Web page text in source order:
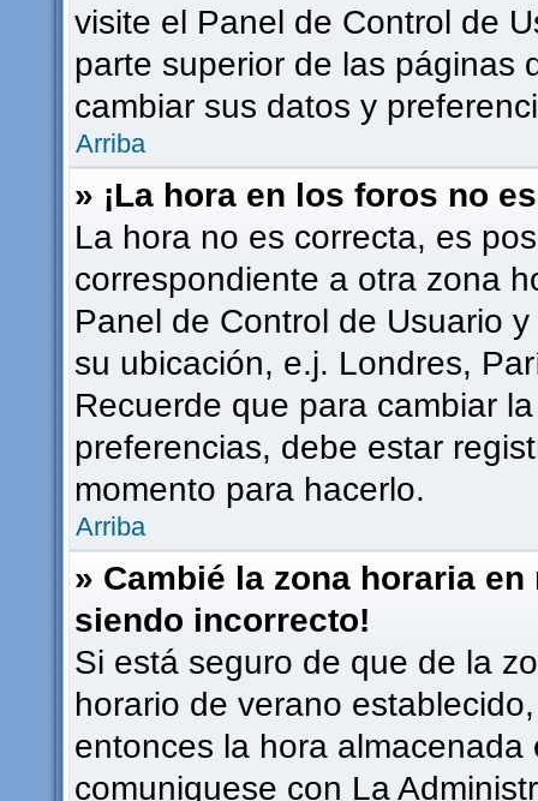
visite el Panel de Control de
parte superior de las páginas
cambiar sus datos y
Arriba
» ¡La hora en los foros no
La hora no es correcta, es
correspondiente a otra zona
Panel de Control de Usuario
su ubicación, e.j. Londres,
Recuerde que para cambiar
preferencias, debe estar
momento para hacerlo.
Arriba
» Cambié la zona horaria
siendo incorrecto!
Si está seguro de que de la
horario de verano
entonces la hora
comuniquese con La